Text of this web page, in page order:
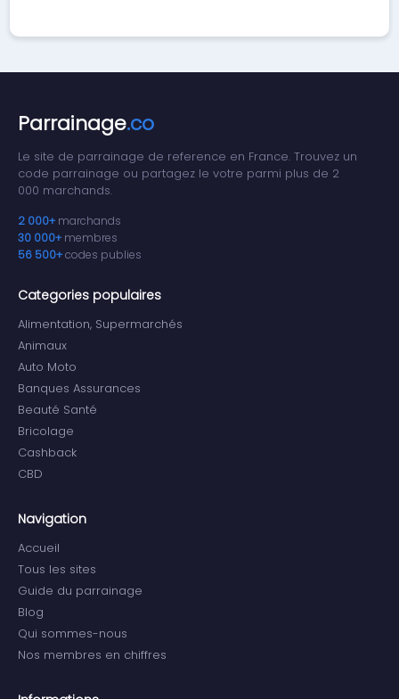
Parrainage.co
Le site de parrainage de reference en France. Trouvez un
code parrainage ou partagez le votre parmi plus de 2
000 marchands.
2 000+ marchands
30 000+ membres
56 500+codes publies
Categories populaires
Alimentation, Supermarchés
Animaux
Auto Moto
Banques Assurances
Beauté Santé
Bricolage
Cashback
CBD
Navigation
Accueil
Tous les sites
Guide du parrainage
Blog
Qui sommes-nous
Nos membres en chiffres